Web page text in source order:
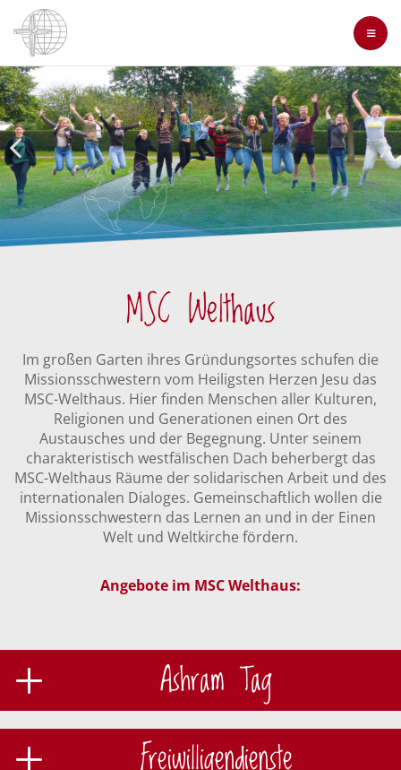
Direkt
zum
Inhalt
MSC Welthaus
Im großen Garten ihres Gründungsortes schufen die
Missionsschwestern vom Heiligsten Herzen Jesu das
MSC-Welthaus. Hier finden Menschen aller Kulturen,
Religionen und Generationen einen Ort des
Austausches und der Begegnung. Unter seinem
charakteristisch westfälischen Dach beherbergt das
MSC-Welthaus Räume der solidarischen Arbeit und des
internationalen Dialoges. Gemeinschaftlich wollen die
Missionsschwestern das Lernen an und in der Einen
Welt und Weltkirche fördern.
Angebote im MSC Welthaus:
Ashram Tag
Freiwilligendienste